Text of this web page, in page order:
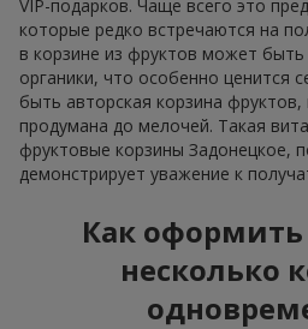
VIP-подарков. Чаще всего это
которые редко встречаются на
в корзине из фруктов может быть
органики, что особенно ценится
быть авторская корзина фруктов,
продумана до мелочей. Такая
фруктовые корзины Задонецкое,
демонстрирует уважение к
Как оформить
несколько